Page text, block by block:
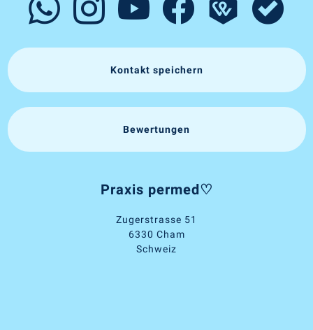
Kontakt speichern
Bewertungen
Praxis permed♡
Zugerstrasse 51
6330 Cham
Schweiz